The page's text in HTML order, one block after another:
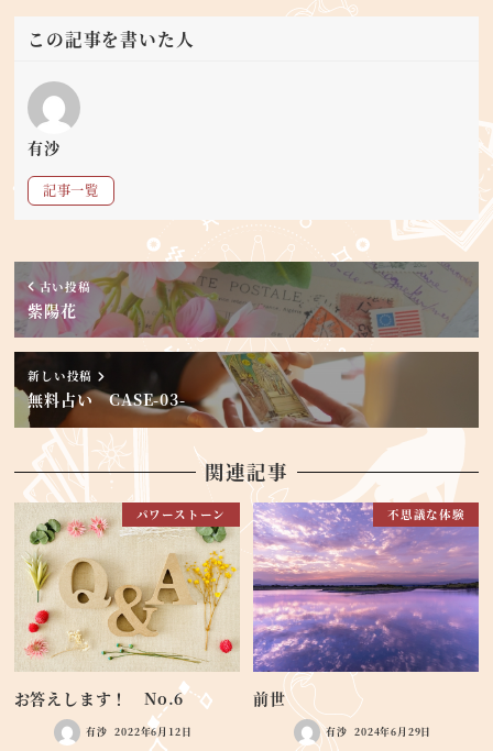
この記事を書いた人
有沙
記事一覧
古い投稿
紫陽花
新しい投稿
無料占い CASE-03-
関連記事
パワーストーン
お答えします！ No.6
有沙 2022年6月12日
不思議な体験
前世
有沙 2024年6月29日